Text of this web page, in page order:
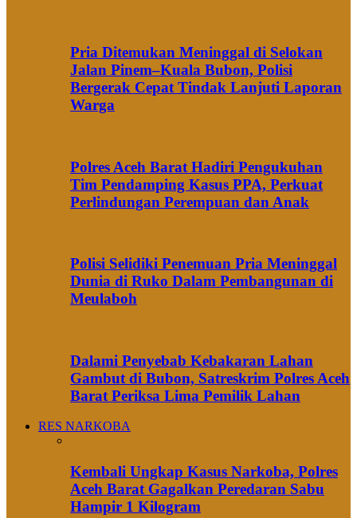
Pria Ditemukan Meninggal di Selokan
Jalan Pinem–Kuala Bubon, Polisi
Bergerak Cepat Tindak Lanjuti Laporan
Warga
Polres Aceh Barat Hadiri Pengukuhan
Tim Pendamping Kasus PPA, Perkuat
Perlindungan Perempuan dan Anak
Polisi Selidiki Penemuan Pria Meninggal
Dunia di Ruko Dalam Pembangunan di
Meulaboh
Dalami Penyebab Kebakaran Lahan
Gambut di Bubon, Satreskrim Polres Aceh
Barat Periksa Lima Pemilik Lahan
RES NARKOBA
Kembali Ungkap Kasus Narkoba, Polres
Aceh Barat Gagalkan Peredaran Sabu
Hampir 1 Kilogram